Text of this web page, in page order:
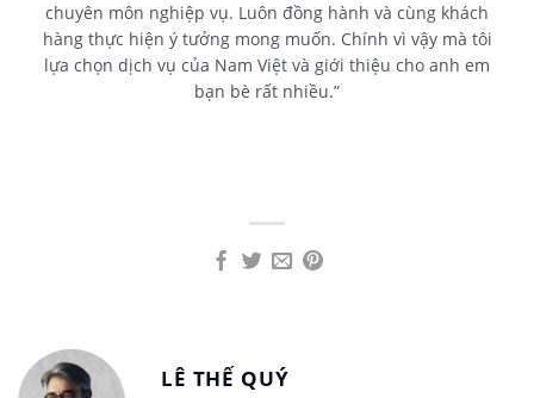
chuyên môn nghiệp vụ. Luôn đồng hành và cùng khách
hàng thực hiện ý tưởng mong muốn. Chính vì vậy mà tôi
lựa chọn dịch vụ của Nam Việt và giới thiệu cho anh em
bạn bè rất nhiều.”
LÊ THẾ QUÝ